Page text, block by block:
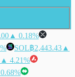
▲ 0.18%
SOL฿2,443.43 ▲
▲ 4.21%